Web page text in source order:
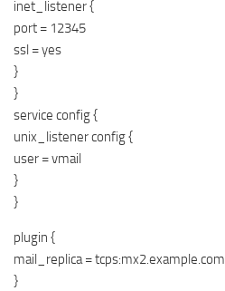
inet_listener {
port = 12345
ssl = yes
}
}
service config {
unix_listener config {
user = vmail
}
}
plugin {
mail_replica = tcps:mx2.example.com
}